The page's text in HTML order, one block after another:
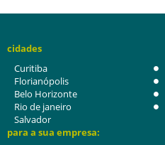
cidades
Curitiba
Florianópolis
Belo Horizonte
Rio de janeiro
Salvador
para a sua empresa: